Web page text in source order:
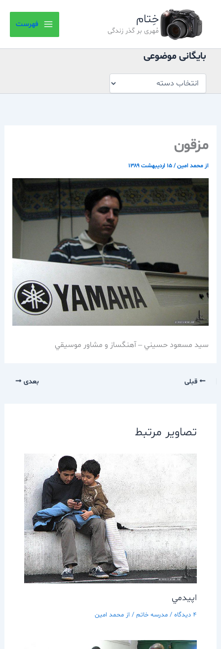
خِتام
مُهری بر گذر زندگی
فهرست
بایگانی موضوعی
موضوعی
مزقون
از محمد امین/۱۵ اردیبهشت ۱۳۸۹
سيد مسعود حسيني – آهنگساز و مشاور موسيقي
قبلی بعدی
تصاویر مرتبط
اپيدمي
4 دیدگاه / مدرسه خاتم/ از محمد امین